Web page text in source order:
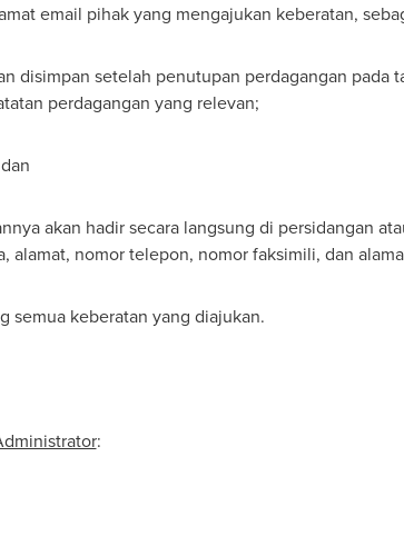
email pihak yang mengajukan keberatan,
disimpan setelah penutupan perdagangan pada
perdagangan yang relevan;
akan hadir secara langsung di persidangan
nomor telepon, nomor faksimili, dan
semua keberatan yang diajukan.
: